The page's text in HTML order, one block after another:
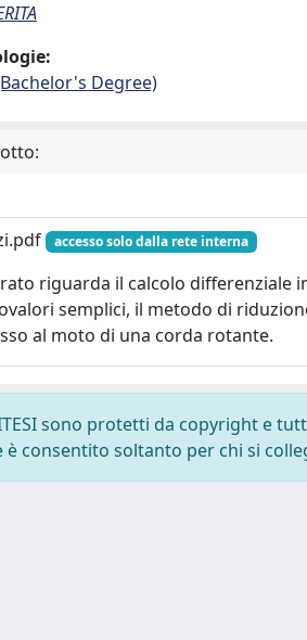
Degree)
accesso solo dalla rete interna
riguarda il calcolo differenziale
semplici, il metodo di
al moto di una corda rotante.
sono protetti da copyright e
consentito soltanto per chi si